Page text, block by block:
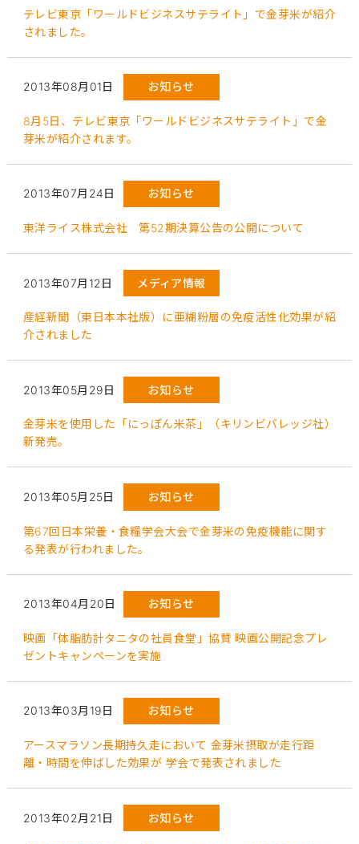
テレビ東京「ワールドビジネスサテライト」で金芽米が紹介
されました。
2013年08月01日 お知らせ
8月5日、テレビ東京「ワールドビジネスサテライト」で金
芽米が紹介されます。
2013年07月24日 お知らせ
東洋ライス株式会社 第52期決算公告の公開について
2013年07月12日 メディア情報
産経新聞（東日本本社版）に亜糊粉層の免疫活性化効果が紹
介されました
2013年05月29日 お知らせ
金芽米を使用した「にっぽん米茶」（キリンビバレッジ社）
新発売。
2013年05月25日 お知らせ
第67回日本栄養・食糧学会大会で金芽米の免疫機能に関す
る発表が行われました。
2013年04月20日 お知らせ
映画「体脂肪計タニタの社員食堂」協賛 映画公開記念プレ
ゼントキャンペーンを実施
2013年03月19日 お知らせ
アースマラソン長期持久走において 金芽米摂取が走行距
離・時間を伸ばした効果が 学会で発表されました
2013年02月21日 お知らせ